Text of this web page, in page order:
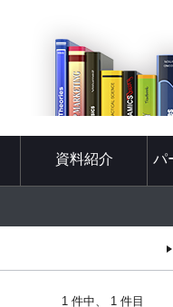
資料紹介 パ
1 件中、 1 件目